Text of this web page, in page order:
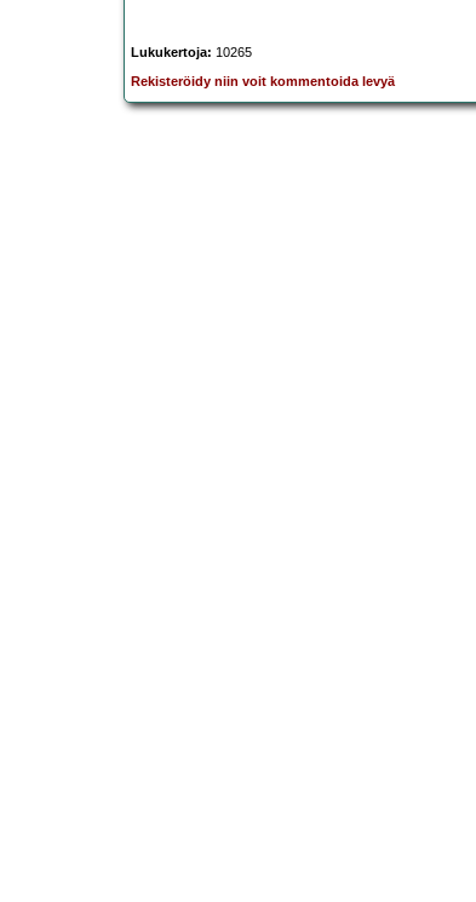
Lukukertoja: 10265
Rekisteröidy niin voit kommentoida levyä